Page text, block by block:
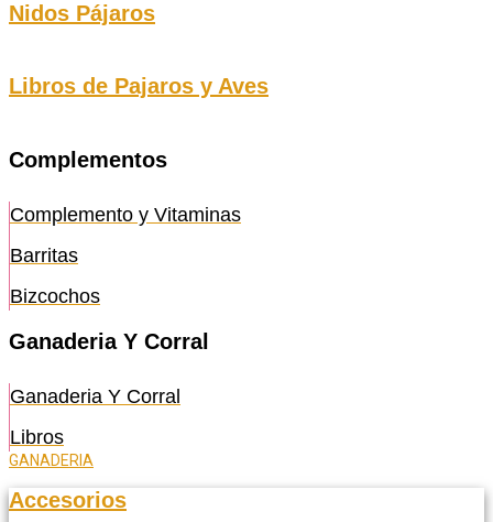
Nidos Pájaros
Libros de Pajaros y Aves
Complementos
Complemento y Vitaminas
Barritas
Bizcochos
Ganaderia Y Corral
Ganaderia Y Corral
Libros
GANADERIA
Accesorios